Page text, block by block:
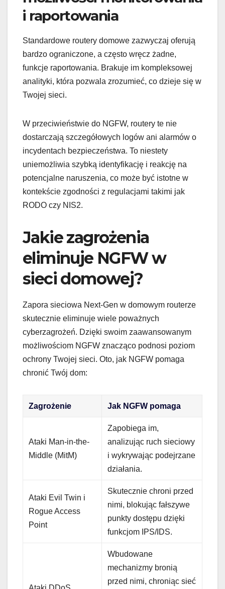
i raportowania
Standardowe routery domowe zazwyczaj oferują
bardzo ograniczone, a często wręcz żadne,
funkcje raportowania. Brakuje im kompleksowej
analityki, która pozwala zrozumieć, co dzieje się w
Twojej sieci.
W przeciwieństwie do NGFW, routery te nie
dostarczają szczegółowych logów ani alarmów o
incydentach bezpieczeństwa. To niestety
uniemożliwia szybką identyfikację i reakcję na
potencjalne naruszenia, co może być istotne w
kontekście zgodności z regulacjami takimi jak
RODO czy NIS2.
Jakie zagrożenia
eliminuje NGFW w
sieci domowej?
Zapora sieciowa Next-Gen w domowym routerze
skutecznie eliminuje wiele poważnych
cyberzagrożeń. Dzięki swoim zaawansowanym
możliwościom NGFW znacząco podnosi poziom
ochrony Twojej sieci. Oto, jak NGFW pomaga
chronić Twój dom:
Zagrożenie Jak NGFW pomaga
Ataki Man-in-the-
Middle (MitM)
Zapobiega im,
analizując ruch sieciowy
i wykrywając podejrzane
działania.
Ataki Evil Twin i
Rogue Access
Point
Skutecznie chroni przed
nimi, blokując fałszywe
punkty dostępu dzięki
funkcjom IPS/IDS.
Wbudowane
mechanizmy bronią
przed nimi, chroniąc sieć